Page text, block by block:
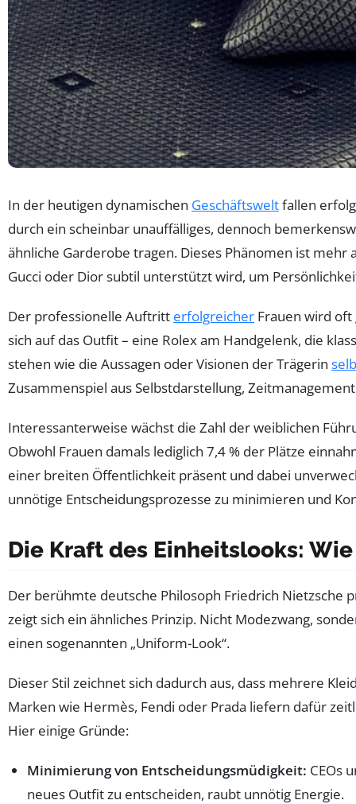
In der heutigen dynamischen Geschäftsweltfallen
durch ein scheinbar unauffälliges, dennoch
ähnliche Garderobe tragen. Dieses Phänomen ist
Gucci oder Dior subtil unterstützt wird, um
Der professionelle Auftritt erfolgreicher Frauen wird
sich auf das Outfit – eine Rolex am Handgelenk, die
stehen wie die Aussagen oder Visionen der Trägerin
Zusammenspiel aus Selbstdarstellung,
Interessanterweise wächst die Zahl der weiblichen
Obwohl Frauen damals lediglich 7,4 % der Plätze
einer breiten Öffentlichkeit präsent und dabei
unnötige Entscheidungsprozesse zu minimieren und
Die Kraft des Einheitslooks:
Der berühmte deutsche Philosoph Friedrich Nietzsche
zeigt sich ein ähnliches Prinzip. Nicht Modezwang,
einen sogenannten „Uniform-Look“.
Dieser Stil zeichnet sich dadurch aus, dass mehrere
Marken wie Hermès, Fendi oder Prada liefern dafür
Hier einige Gründe:
Minimierung von Entscheidungsmüdigkeit: CEOs
neues Outfit zu entscheiden, raubt unnötig Energie.